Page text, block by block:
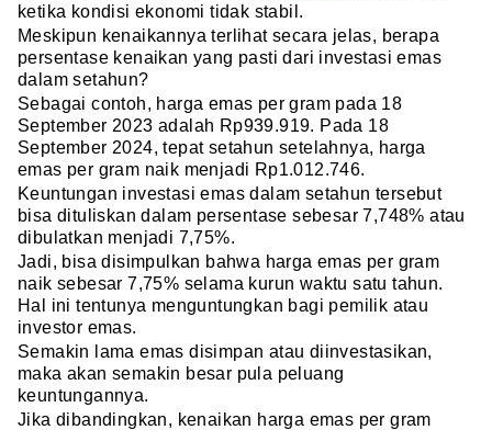
ketika kondisi ekonomi tidak stabil.
Meskipun kenaikannya terlihat secara jelas, berapa
persentase kenaikan yang pasti dari investasi emas
dalam setahun?
Sebagai contoh, harga emas per gram pada 18
September 2023 adalah Rp939.919. Pada 18
September 2024, tepat setahun setelahnya, harga
emas per gram naik menjadi Rp1.012.746.
Keuntungan investasi emas dalam setahun tersebut
bisa dituliskan dalam persentase sebesar 7,748% atau
dibulatkan menjadi 7,75%.
Jadi, bisa disimpulkan bahwa harga emas per gram
naik sebesar 7,75% selama kurun waktu satu tahun.
Hal ini tentunya menguntungkan bagi pemilik atau
investor emas.
Semakin lama emas disimpan atau diinvestasikan,
maka akan semakin besar pula peluang
keuntungannya.
Jika dibandingkan, kenaikan harga emas per gram